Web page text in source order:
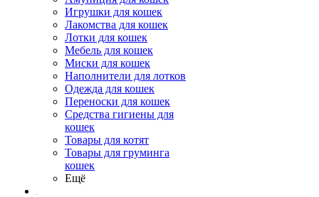
Игрушки для кошек
Лакомства для кошек
Лотки для кошек
Мебель для кошек
Миски для кошек
Наполнители для лотков
Одежда для кошек
Переноски для кошек
Средства гигиены для
кошек
Товары для котят
Товары для груминга
кошек
Ещё